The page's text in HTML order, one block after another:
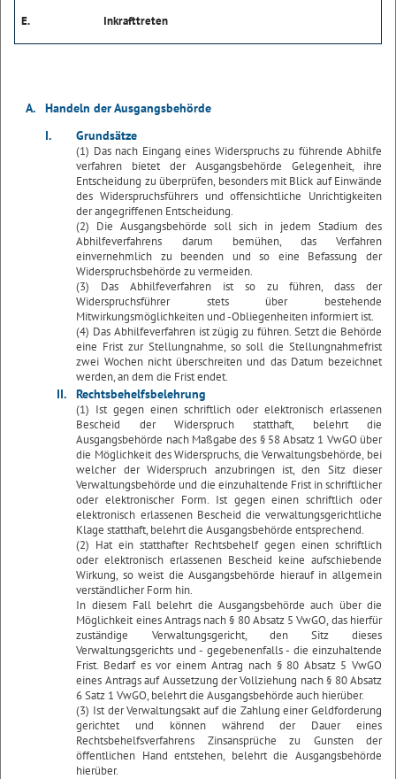
E. Inkrafttreten
A.
Handeln der Ausgangsbehörde
I.
Grundsätze
(1) Das nach Eingang eines Widerspruchs zu führende Abhilfe
verfahren bietet der Ausgangsbehörde Gelegenheit, ihre
Entscheidung zu überprüfen, besonders mit Blick auf Einwände
des Widerspruchsführers und offensichtliche Unrichtigkeiten
der angegriffenen Entscheidung.
(2) Die Ausgangsbehörde soll sich in jedem Stadium des
Abhilfeverfahrens darum bemühen, das Verfahren
einvernehmlich zu beenden und so eine Befassung der
Widerspruchsbehörde zu vermeiden.
(3) Das Abhilfeverfahren ist so zu führen, dass der
Widerspruchsführer stets über bestehende
Mitwirkungsmöglichkeiten und -Obliegenheiten informiert ist.
(4) Das Abhilfeverfahren ist zügig zu führen. Setzt die Behörde
eine Frist zur Stellungnahme, so soll die Stellungnahmefrist
zwei Wochen nicht überschreiten und das Datum bezeichnet
werden, an dem die Frist endet.
II. Rechtsbehelfsbelehrung
(1) Ist gegen einen schriftlich oder elektronisch erlassenen
Bescheid der Widerspruch statthaft, belehrt die
Ausgangsbehörde nach Maßgabe des § 58 Absatz 1 VwGO über
die Möglichkeit des Widerspruchs, die Verwaltungsbehörde, bei
welcher der Widerspruch anzubringen ist, den Sitz dieser
Verwaltungsbehörde und die einzuhaltende Frist in schriftlicher
oder elektronischer Form. Ist gegen einen schriftlich oder
elektronisch erlassenen Bescheid die verwaltungsgerichtliche
Klage statthaft, belehrt die Ausgangsbehörde entsprechend.
(2) Hat ein statthafter Rechtsbehelf gegen einen schriftlich
oder elektronisch erlassenen Bescheid keine aufschiebende
Wirkung, so weist die Ausgangsbehörde hierauf in allgemein
verständlicher Form hin.
In diesem Fall belehrt die Ausgangsbehörde auch über die
Möglichkeit eines Antrags nach § 80 Absatz 5 VwGO, das hierfür
zuständige Verwaltungsgericht, den Sitz dieses
Verwaltungsgerichts und - gegebenenfalls - die einzuhaltende
Frist. Bedarf es vor einem Antrag nach § 80 Absatz 5 VwGO
eines Antrags auf Aussetzung der Vollziehung nach § 80 Absatz
6 Satz 1 VwGO, belehrt die Ausgangsbehörde auch hierüber.
(3) Ist der Verwaltungsakt auf die Zahlung einer Geldforderung
gerichtet und können während der Dauer eines
Rechtsbehelfsverfahrens Zinsansprüche zu Gunsten der
öffentlichen Hand entstehen, belehrt die Ausgangsbehörde
hierüber.